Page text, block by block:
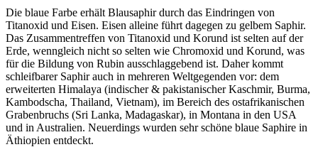
Die blaue Farbe erhält Blausaphir durch das Eindringen von
Titanoxid und Eisen. Eisen alleine führt dagegen zu gelbem Saphir.
Das Zusammentreffen von Titanoxid und Korund ist selten auf der
Erde, wenngleich nicht so selten wie Chromoxid und Korund, was
für die Bildung von Rubin ausschlaggebend ist. Daher kommt
schleifbarer Saphir auch in mehreren Weltgegenden vor: dem
erweiterten Himalaya (indischer & pakistanischer Kaschmir, Burma,
Kambodscha, Thailand, Vietnam), im Bereich des ostafrikanischen
Grabenbruchs (Sri Lanka, Madagaskar), in Montana in den USA
und in Australien. Neuerdings wurden sehr schöne blaue Saphire in
Äthiopien entdeckt.